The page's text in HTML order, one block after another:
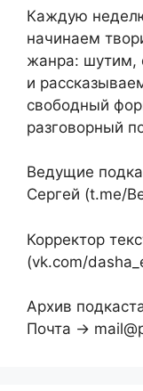
Каждую
начинаем
жанра: шутим,
и
свободный
разговорный
Ведущие
Сергей (t.me/
Корректор
(vk.com/
Архив
Почта →